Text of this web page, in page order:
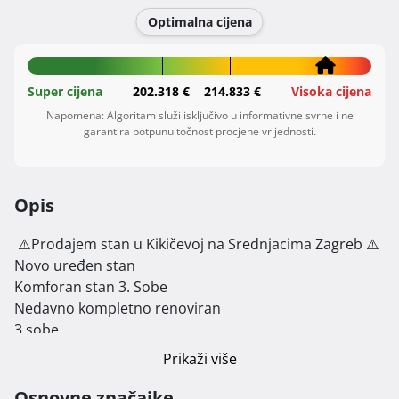
Optimalna cijena
Super cijena 202.318 € 214.833 € Visoka cijena
Napomena: Algoritam služi isključivo u informativne svrhe i ne
garantira potpunu točnost procjene vrijednosti.
Opis
Novo uređen stan
Komforan stan 3. Sobe
Nedavno kompletno renoviran
3 sobe
(47m2) stan koji se sastoji od ulaznog hodnika, velike
kabinom
Prikaži više